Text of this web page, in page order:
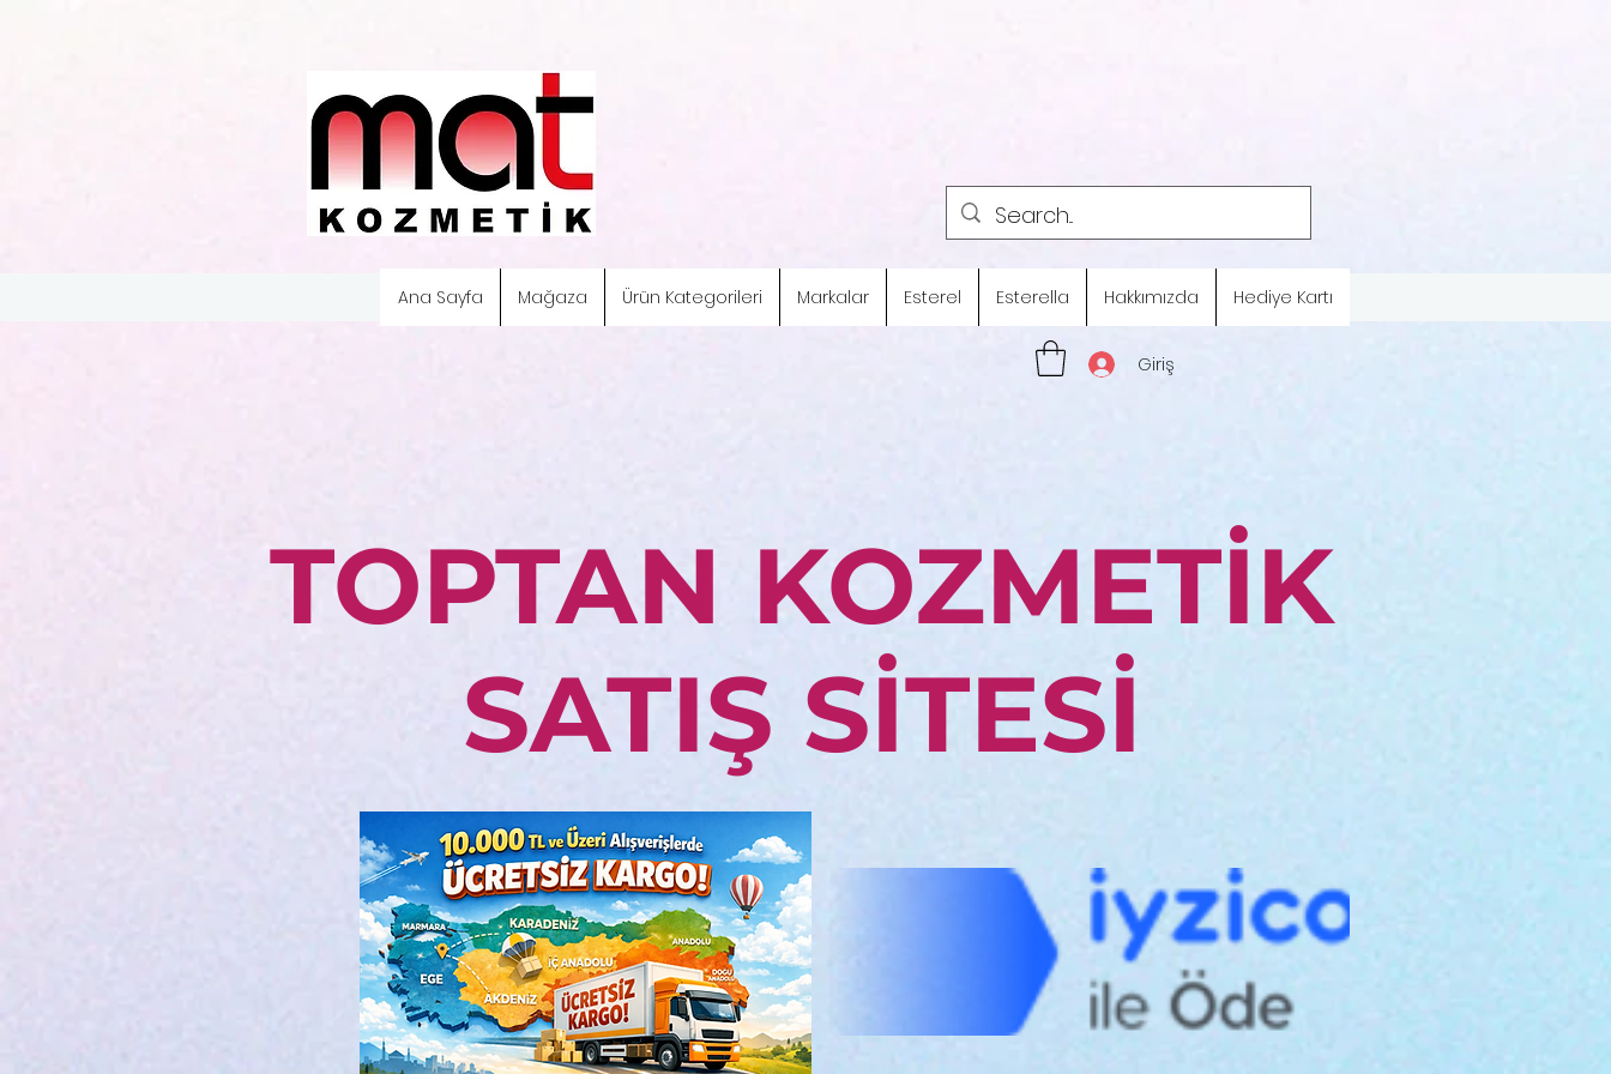
Ana Sayfa Mağaza Ürün Kategorileri Markalar Esterel Esterella Hakkımızda Hediye Kartı
Giriş
TOPTAN KOZMETİK
SATIŞ SİTESİ